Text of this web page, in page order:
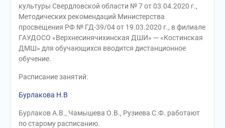
культуры Свердловской области № 7 от 03.04.2020 г.,
Методических рекомендаций Министерства
просвещения РФ № ГД-39/04 от 19.03.2020 г., в филиале
ГАУДОСО «Верхнесинячихинская ДШИ» — «Костинская
ДМШ» для обучающихся вводится дистанционное
обучение.
Расписание занятий:
Бурлакова Н.В
Бурлаков А.В., Чамышева О.В., Рузиева С.Ф. работают
по старому расписанию.